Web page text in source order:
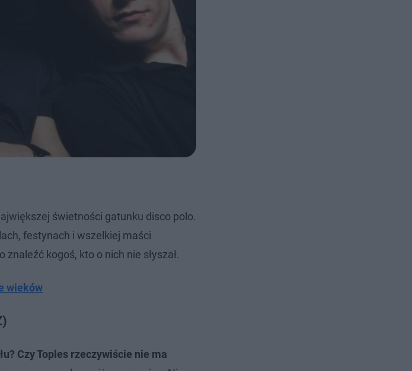
świetności gatunku disco polo.
festynach i wszelkiej maści
kogoś, kto o nich nie słyszał.
wieków
Czy Toples rzeczywiście nie ma